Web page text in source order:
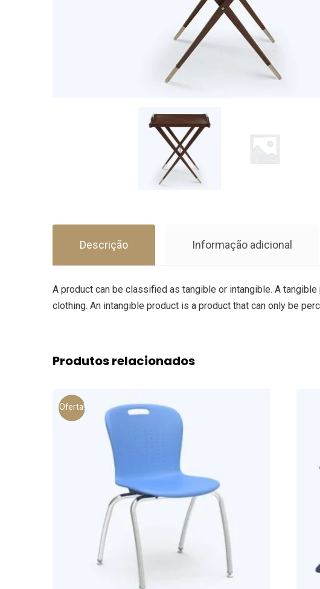
Descrição Informação adicional
A product can be classified as tangible or intangible. A
clothing. An intangible product is a product that can only be
Produtos relacionados
Oferta!